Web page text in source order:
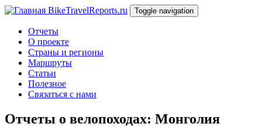
Перейти к основному содержанию
BikeTravelReports.ru Toggle navigation
Отчеты
О проекте
Страны и регионы
Маршруты
Статьи
Полезное
Связаться с нами
Отчеты о велопоходах: Монголия